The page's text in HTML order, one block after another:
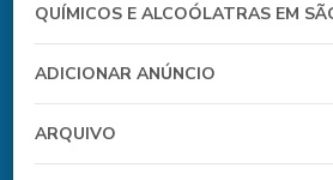
QUÍMICOS E ALCOÓLATRAS EM
ADICIONAR ANÚNCIO
ARQUIVO